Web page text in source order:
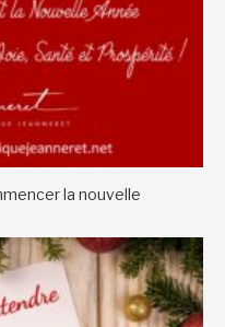
la nouvelle